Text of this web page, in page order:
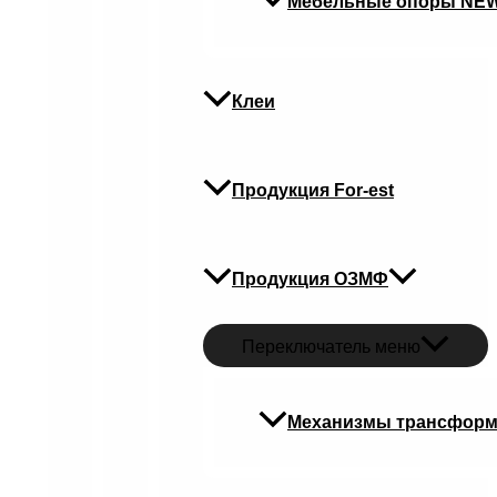
Клеи
Продукция For-est
Продукция ОЗМФ
Переключатель меню
Механизмы